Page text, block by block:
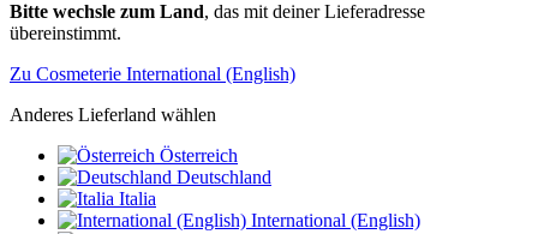
Bitte wechsle zum Land, das mit deiner Lieferadresse
übereinstimmt.
Zu Cosmeterie International (English)
Anderes Lieferland wählen
Österreich
Deutschland
Italia
International (English)